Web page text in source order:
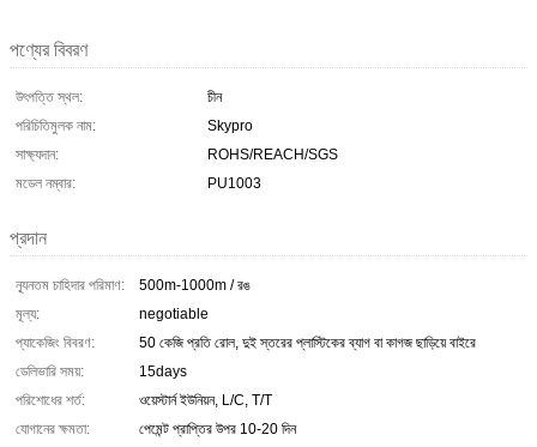
পণ্যের বিবরণ
উৎপত্তি স্থল:
চীন
পরিচিতিমুলক নাম:
Skypro
সাক্ষ্যদান:
ROHS/REACH/SGS
মডেল নম্বার:
PU1003
প্রদান
ন্যূনতম চাহিদার পরিমাণ:
500m-1000m / রঙ
মূল্য:
negotiable
প্যাকেজিং বিবরণ:
50 কেজি প্রতি রোল, দুই স্তরের প্লাস্টিকের ব্যাগ বা কাগজ ছাড়িয়ে বাইরে
ডেলিভারি সময়:
15days
পরিশোধের শর্ত:
ওয়েস্টার্ন ইউনিয়ন, L/C, T/T
যোগানের ক্ষমতা:
পেমেন্ট প্রাপ্তির উপর 10-20 দিন